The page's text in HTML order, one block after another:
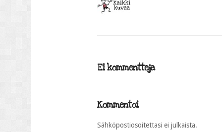
Ei kommentteja
Kommentoi
Sähköpostiosoitettasi ei julkaista.